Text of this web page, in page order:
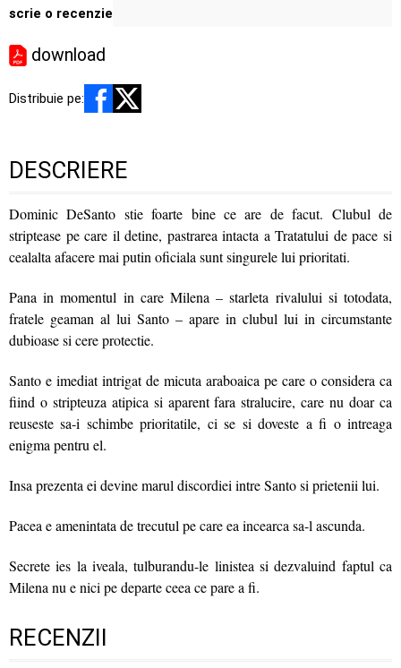
scrie o recenzie
download
Distribuie pe:
DESCRIERE
Dominic DeSanto stie foarte bine ce are de facut. Clubul de
striptease pe care il detine, pastrarea intacta a Tratatului de pace si
cealalta afacere mai putin oficiala sunt singurele lui prioritati.
Pana in momentul in care Milena – starleta rivalului si totodata,
fratele geaman al lui Santo – apare in clubul lui in circumstante
dubioase si cere protectie.
Santo e imediat intrigat de micuta araboaica pe care o considera ca
fiind o stripteuza atipica si aparent fara stralucire, care nu doar ca
reuseste sa-i schimbe prioritatile, ci se si doveste a fi o intreaga
enigma pentru el.
Insa prezenta ei devine marul discordiei intre Santo si prietenii lui.
Pacea e amenintata de trecutul pe care ea incearca sa-l ascunda.
Secrete ies la iveala, tulburandu-le linistea si dezvaluind faptul ca
Milena nu e nici pe departe ceea ce pare a fi.
RECENZII